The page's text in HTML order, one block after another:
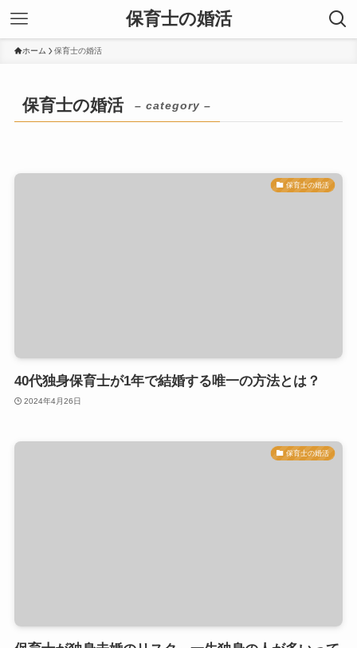
保育士の婚活
ホーム 保育士の婚活
保育士の婚活 – category –
保育士の婚活
40代独身保育士が1年で結婚する唯一の方法とは？
2024年4月26日
保育士の婚活